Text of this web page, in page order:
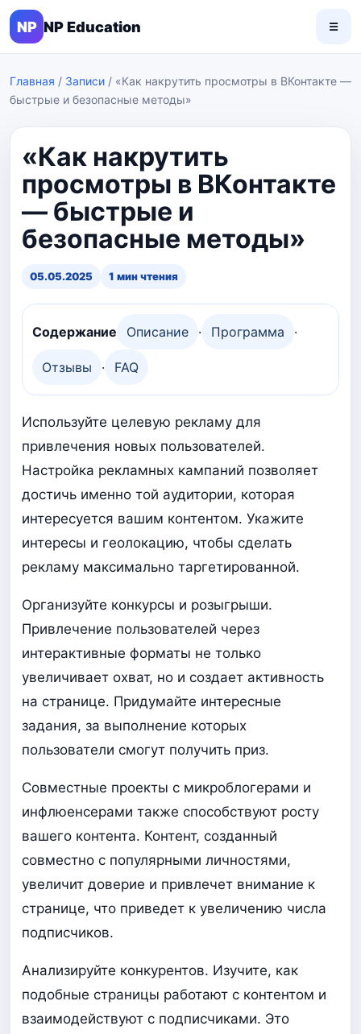
NP NP Education ☰
Главная / Записи / «Как накрутить просмотры в ВКонтакте —
быстрые и безопасные методы»
«Как накрутить
просмотры в ВКонтакте
— быстрые и
безопасные методы»
05.05.2025 1 мин чтения
Содержание Описание · Программа ·
Отзывы · FAQ
Используйте целевую рекламу для
привлечения новых пользователей.
Настройка рекламных кампаний позволяет
достичь именно той аудитории, которая
интересуется вашим контентом. Укажите
интересы и геолокацию, чтобы сделать
рекламу максимально таргетированной.
Организуйте конкурсы и розыгрыши.
Привлечение пользователей через
интерактивные форматы не только
увеличивает охват, но и создает активность
на странице. Придумайте интересные
задания, за выполнение которых
пользователи смогут получить приз.
Совместные проекты с микроблогерами и
инфлюенсерами также способствуют росту
вашего контента. Контент, созданный
совместно с популярными личностями,
увеличит доверие и привлечет внимание к
странице, что приведет к увеличению числа
подписчиков.
Анализируйте конкурентов. Изучите, как
подобные страницы работают с контентом и
взаимодействуют с подписчиками. Это